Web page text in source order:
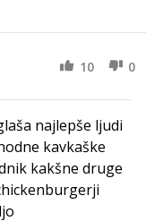
10 0
najlepše ljudi
kavkaške
kakšne druge